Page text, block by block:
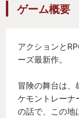
ゲーム概要
アクションと
ーズ最新作。
冒険の舞台は、
ケモントレーナ
の話で、この地